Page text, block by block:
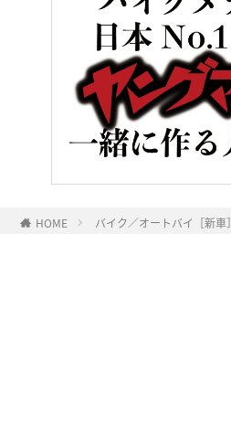
HOME バイク／オートバイ［新車］